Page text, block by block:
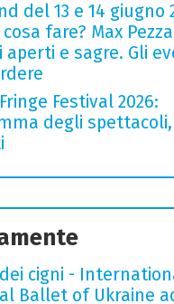
del 13 e 14 giugno
fare? Max
aperti e sagre. Gli
Festival 2026:
degli
cigni -
Ballet of Ukraine